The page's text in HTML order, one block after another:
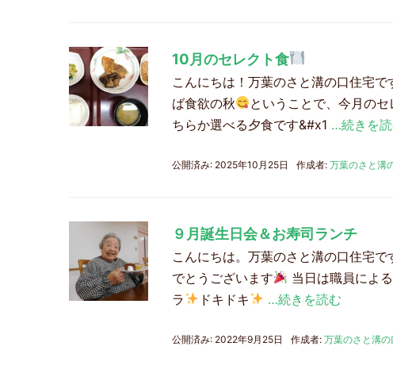
10月のセレクト食
こんにちは！万葉のさと溝の口住宅で
ば食欲の秋
ということで、今月の
ちらか選べる夕食です&#x1 …続きを
公開済み: 2025年10月25日 作成者: 万葉のさと溝
９月誕生日会＆お寿司ランチ
こんにちは。万葉のさと溝の口住宅で
でとうございます
当日は職員によ
ラ
ドキドキ …続きを読む
公開済み: 2022年9月25日 作成者: 万葉のさと溝の